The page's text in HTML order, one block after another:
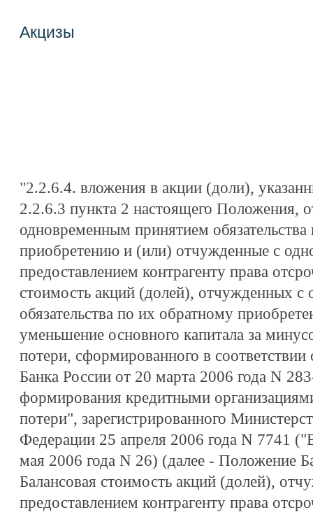
Акцизы
"2.2.6.4. вложения в акции (доли),
2.2.6.3 пункта 2 настоящего Положения,
одновременным принятием
приобретению и (или) отчужденные с
предоставлением контрагенту права
стоимость акций (долей), отчужденных
обязательства по их обратному
уменьшение основного капитала за
потери, сформированного в
Банка России от 20 марта 2006 года N
формирования кредитными
потери", зарегистрированного
Федерации 25 апреля 2006 года N 7741
мая 2006 года N 26) (далее - Положение
Балансовая стоимость акций (долей),
предоставлением контрагенту права